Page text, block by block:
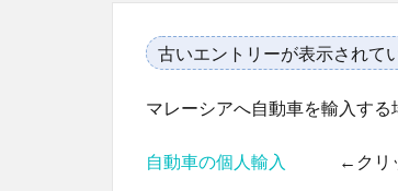
古いエントリーが表示されて
マレーシアへ自動車を輸入する
自動車の個人輸入 ←クリ